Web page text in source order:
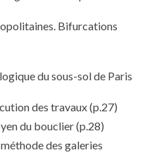
Bifurcations
du sous-sol de Paris
des travaux(p.27)
du bouclier(p.28)
des galeries